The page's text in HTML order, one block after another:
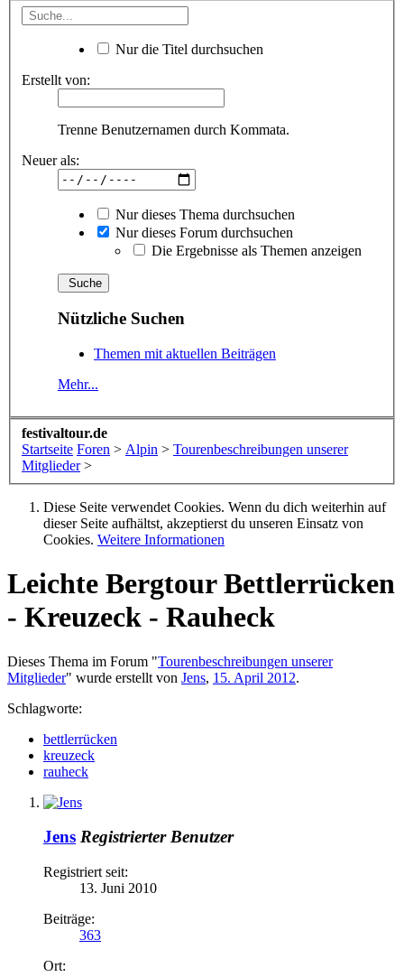
Nur die Titel durchsuchen
Erstellt von:
Trenne Benutzernamen durch Kommata.
Neuer als:
Nur dieses Thema durchsuchen
Nur dieses Forum durchsuchen
Die Ergebnisse als Themen anzeigen
Nützliche Suchen
Themen mit aktuellen Beiträgen
Mehr...
festivaltour.de
Startseite Foren > Alpin > Tourenbeschreibungen unserer
Mitglieder >
Diese Seite verwendet Cookies. Wenn du dich weiterhin auf
dieser Seite aufhältst, akzeptierst du unseren Einsatz von
Cookies. Weitere Informationen
Leichte BergtourBettlerrücken
- Kreuzeck - Rauheck
Dieses Thema im Forum "Tourenbeschreibungen unserer
Mitglieder" wurde erstellt von Jens, 15. April 2012.
Schlagworte:
bettlerrücken
kreuzeck
rauheck
Jens Registrierter Benutzer
Registriert seit:
13. Juni 2010
Beiträge:
363
Ort: